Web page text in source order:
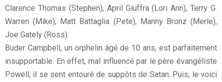
Clarence Thomas (Stephen), April Giuffra (Lori Ann), Terry G.
Warren (Mike), Matt Battaglia (Pete), Manny Bronz (Merle),
Joe Gately (Ross).
Buder Campbell, un orphelin âgé de 10 ans, est parfaitement
insupportable. En effet, mal influencé par le père évangéliste
Powell, il se sent entouré de suppôts de Satan. Puis, le voici